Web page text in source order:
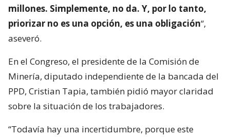
millones. Simplemente, no da. Y, por lo tanto,
priorizar no es una opción, es una obligación“,
aseveró.
En el Congreso, el presidente de la Comisión de
Minería, diputado independiente de la bancada del
PPD, Cristian Tapia, también pidió mayor claridad
sobre la situación de los trabajadores.
“Todavía hay una incertidumbre, porque este